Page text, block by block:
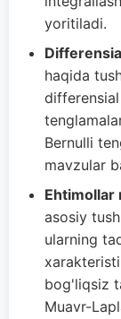
yoritiladi.
haqida
Bernulli
mavzular
Ehtimollar
asosiy
ularning
bog'liqsiz
Muavr-